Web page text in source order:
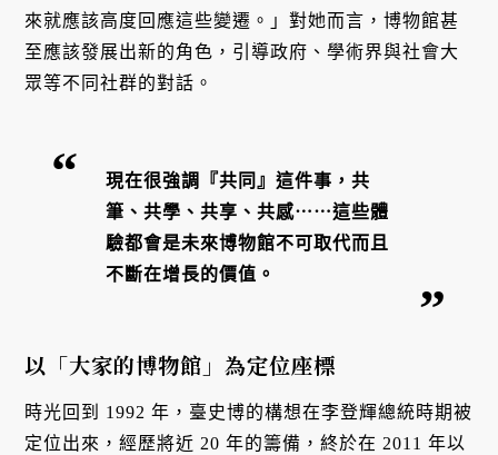
來就應該高度回應這些變遷。」對她而言，博物館甚
至應該發展出新的角色，引導政府、學術界與社會大
眾等不同社群的對話。
現在很強調『共同』這件事，共
筆、共學、共享、共感⋯⋯這些體
驗都會是未來博物館不可取代而且
不斷在增長的價值。
以「大家的博物館」為定位座標
時光回到 1992 年，臺史博的構想在李登輝總統時期被
定位出來，經歷將近 20 年的籌備，終於在 2011 年以